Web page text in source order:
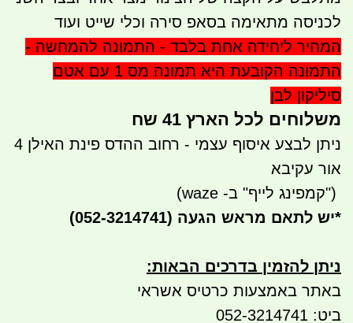
לכניסה מתאימה בסאפ סירה וכלי שייט ועוד
המחיר ליחידה אחת בלבד - התמונה להמחשה -
התמונה הקובעת היא תמונה מס 1 עם אטם
סיליקון לבן
משלוחים לכל הארץ 41 שח
ניתן לבצע איסוף עצמי - רחוב ההדס פינת האילן 4
אור עקיבא
")קמפינג לייף" ב- waze)
*יש לתאם מראש הגעה (052-3214741)
ניתן להזמין בדרכים הבאות:
באתר באמצעות כרטיס אשראי
ביט: 052-3214741